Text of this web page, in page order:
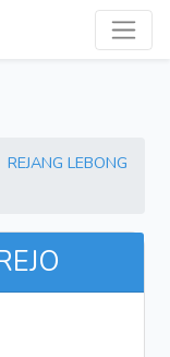
REJANG LEBONG